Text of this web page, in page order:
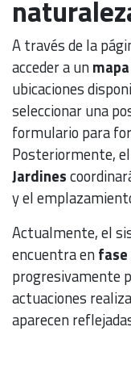
A través de la
acceder a un
ubicaciones
seleccionar una
formulario para
Posteriormente, el
Jardines
y el
Actualmente, el
encuentra enfase
progresivamente
actuaciones
aparecen